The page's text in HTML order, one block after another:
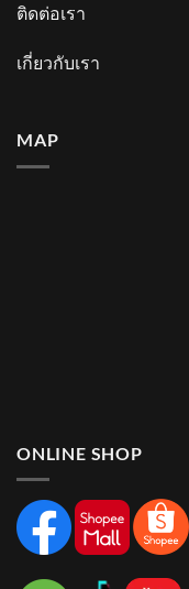
ติดต่อเรา
เกี่ยวกับเรา
MAP
ONLINE SHOP